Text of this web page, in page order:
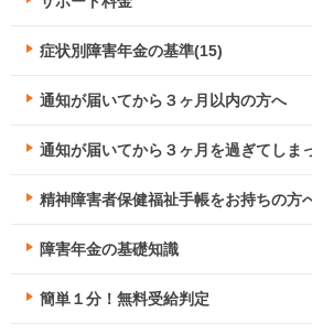
症状別障害年金の基準(15)
通知が届いてから３ヶ月以内の方へ
通知が届いてから３ヶ月を過ぎてしま
精神障害者保健福祉手帳をお持ちの方
障害年金の基礎知識
簡単１分！無料受給判定